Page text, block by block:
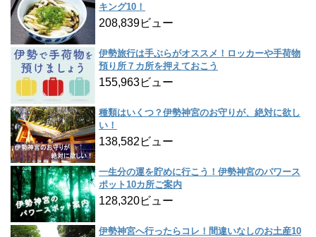
キング10！
208,839ビュー
伊勢旅行は手ぶらがオススメ！ロッカーや手荷物
預り所７カ所を押えておこう
155,963ビュー
種類はいくつ？伊勢神宮のお守りが、絶対に欲し
い！
138,582ビュー
一生分の運を貯めに行こう！伊勢神宮のパワース
ポット10カ所ご案内
128,320ビュー
伊勢神宮へ行ったらコレ！間違いなしのお土産10